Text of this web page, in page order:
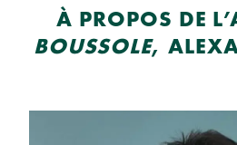
À PROPOS DE
BOUSSOLE,